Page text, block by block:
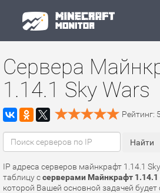
Сервера
1.14.1 Sky Wars
Рейтинг: 5
IP адреса серверов майнкрафт 1.14.1
таблицу ссерверами Майнкрафт 1.14.1
которой Вашей основной задачей будет